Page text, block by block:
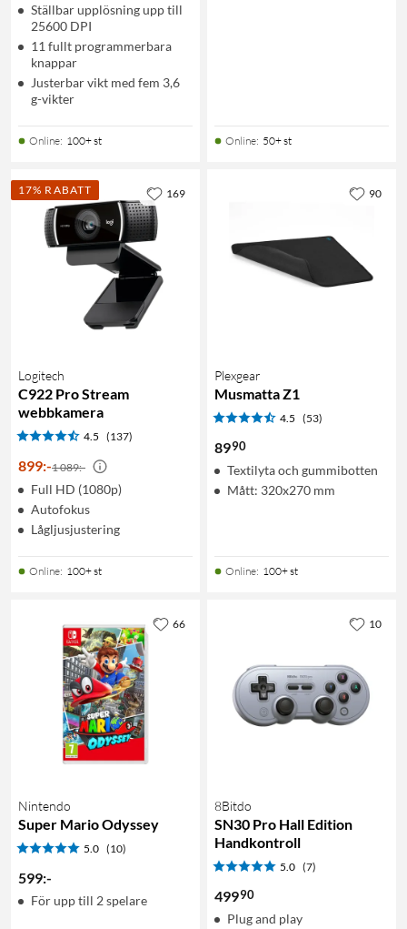
Ställbar upplösning upp till
25600 DPI
11 fullt programmerbara
knappar
Justerbar vikt med fem 3,6
g-vikter
Online: 100+ st Online: 50+ st
17% RABATT
Logitech
C922 Pro Stream
webbkamera
4.5 (137)
899:-1 089:-
Full HD (1080p)
Autofokus
Lågljusjustering
Online: 100+ st
169
Plexgear
Musmatta Z1
4.5 (53)
8990
Textilyta och gummibotten
Mått: 320x270 mm
Online: 100+ st
90
Nintendo
Super Mario Odyssey
5.0 (10)
599:-
För upp till 2 spelare
66
8Bitdo
SN30 Pro Hall Edition
Handkontroll
5.0 (7)
49990
Plug and play
10